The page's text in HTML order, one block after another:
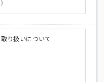
り扱いについて